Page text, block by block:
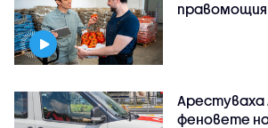
правомощия
Арестуваха
феновете